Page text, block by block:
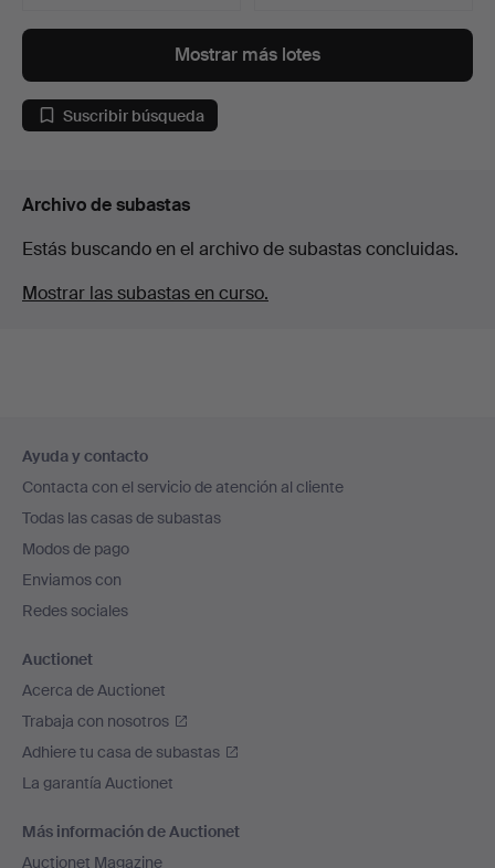
Mostrar más lotes
Suscribir búsqueda
Archivo de subastas
Estás buscando en el archivo de subastas concluidas.
Mostrar las subastas en curso.
en
el
pie
de
página
Ayuda y contacto
Contacta con el servicio de atención al cliente
Todas las casas de subastas
Modos de pago
Enviamos con
Redes sociales
Auctionet
Acerca de Auctionet
Trabaja con nosotros
Adhiere tu casa de subastas
La garantía Auctionet
Más información de Auctionet
Auctionet Magazine